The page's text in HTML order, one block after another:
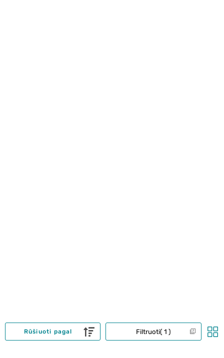
Filtruoti 1
Rūšiuoti pagal